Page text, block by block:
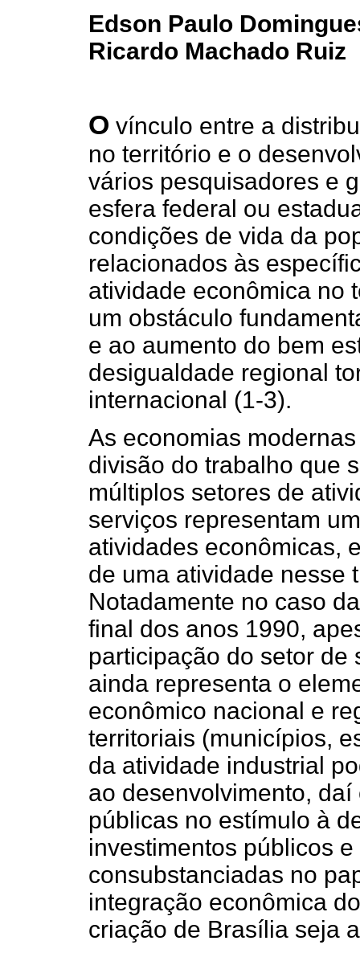
Edson Paulo
Ricardo Machado Ruiz
O vínculo entre a
no território e o
vários pesquisadores e
esfera federal ou
condições de vida da
relacionados às
atividade econômica no
um obstáculo
e ao aumento do bem
desigualdade regional
internacional (1-3).
As economias
divisão do trabalho que
múltiplos setores de
serviços representam
atividades econômicas,
de uma atividade nesse
Notadamente no caso
final dos anos 1990,
participação do setor de
ainda representa o
econômico nacional e
territoriais (municípios,
da atividade industrial
ao desenvolvimento,
públicas no estímulo à
investimentos públicos
consubstanciadas no
integração econômica
criação de Brasília seja